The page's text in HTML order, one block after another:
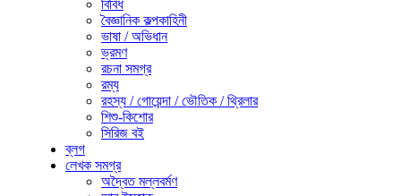
বিবিধ
বৈজ্ঞানিক কল্পকাহিনী
ভাষা / অভিধান
ভ্রমণ
রচনা সমগ্র
রম্য
রহস্য / গোয়েন্দা / ভৌতিক / থ্রিলার
শিশু-কিশোর
সিরিজ বই
ব্লগ
লেখক সমগ্র
অদ্বৈত মল্লবর্মণ